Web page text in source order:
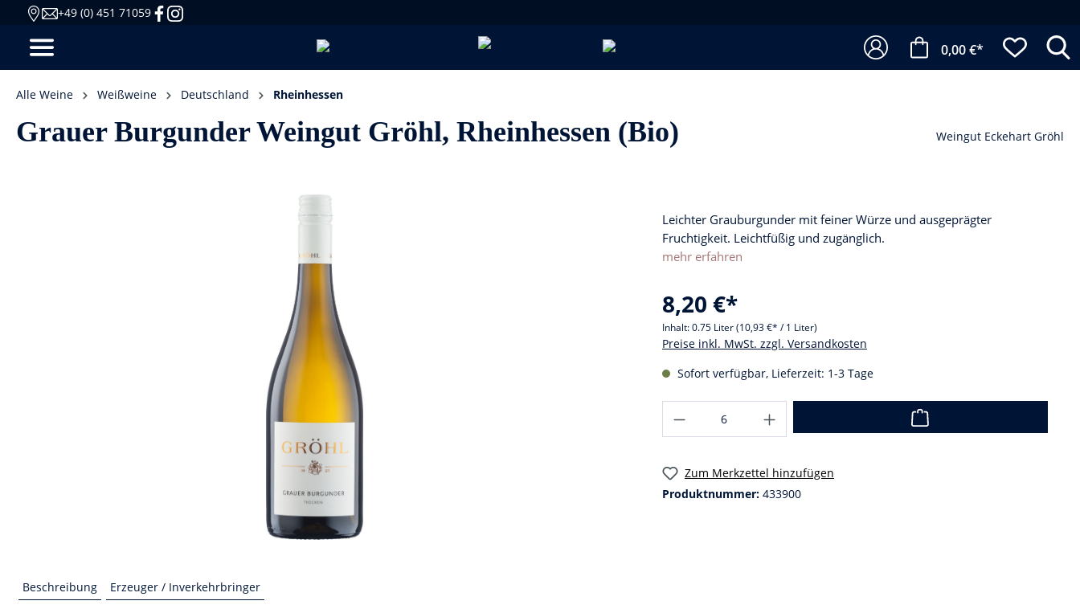
+49 (0) 451 71059
0,00 €*
Alle Weine Weißweine Deutschland Rheinhessen
Grauer Burgunder Weingut Gröhl, Rheinhessen (Bio) Weingut Eckehart Gröhl
Leichter Grauburgunder mit feiner Würze und ausgeprägter
Fruchtigkeit. Leichtfüßig und zugänglich.
mehr erfahren
8,20 €*
Inhalt:0.75 Liter(10,93 €* / 1 Liter)
Preise inkl. MwSt. zzgl. Versandkosten
Sofort verfügbar, Lieferzeit: 1-3 Tage
Zum Merkzettel hinzufügen
Produktnummer: 433900
Beschreibung Erzeuger / Inverkehrbringer